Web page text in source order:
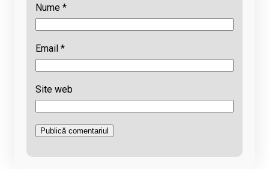
Nume *
Email *
Site web